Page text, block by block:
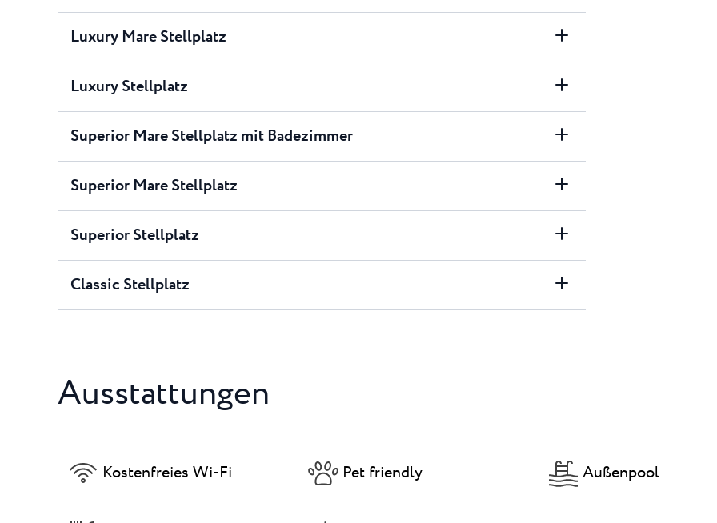
Luxury Mare Stellplatz
Luxury Stellplatz
Superior Mare Stellplatz mit Badezimmer
Superior Mare Stellplatz
Superior Stellplatz
Classic Stellplatz
Ausstattungen
Kostenfreies Wi-Fi Pet friendly Außenpool